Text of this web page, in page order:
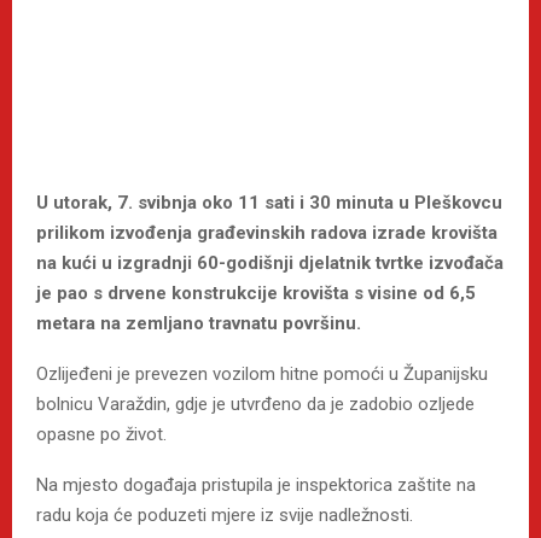
U utorak, 7. svibnja oko 11 sati i 30 minuta u Pleškovcu
prilikom izvođenja građevinskih radova izrade krovišta
na kući u izgradnji 60-godišnji djelatnik tvrtke izvođača
je pao s drvene konstrukcije krovišta s visine od 6,5
metara na zemljano travnatu površinu.
Ozlijeđeni je prevezen vozilom hitne pomoći u Županijsku
bolnicu Varaždin, gdje je utvrđeno da je zadobio ozljede
opasne po život.
Na mjesto događaja pristupila je inspektorica zaštite na
radu koja će poduzeti mjere iz svije nadležnosti.